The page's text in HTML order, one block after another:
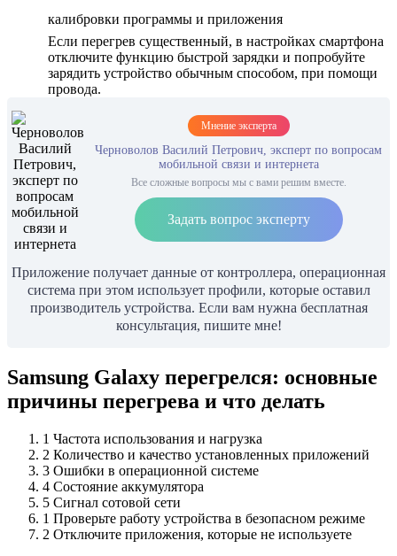
калибровки программы и приложения
Если перегрев существенный, в настройках смартфона
отключите функцию быстрой зарядки и попробуйте
зарядить устройство обычным способом, при помощи
провода.
Мнение эксперта
Черноволов Василий Петрович, эксперт по вопросам
мобильной связи и интернета
Все сложные вопросы мы с вами решим вместе.
Задать вопрос эксперту
Приложение получает данные от контроллера, операционная
система при этом использует профили, которые оставил
производитель устройства. Если вам нужна бесплатная
консультация, пишите мне!
Samsung Galaxy перегрелся: основные
причины перегрева и что делать
1 Частота использования и нагрузка
2 Количество и качество установленных приложений
3 Ошибки в операционной системе
4 Состояние аккумулятора
5 Сигнал сотовой сети
1 Проверьте работу устройства в безопасном режиме
2 Отключите приложения, которые не используете